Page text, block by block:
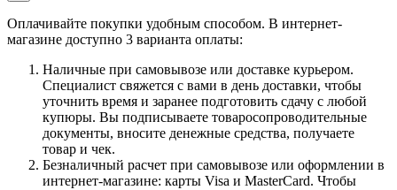
Оплачивайте покупки удобным способом. В интернет-
магазине доступно 3 варианта оплаты:
Наличные при самовывозе или доставке курьером.
Специалист свяжется с вами в день доставки, чтобы
уточнить время и заранее подготовить сдачу с любой
купюры. Вы подписываете товаросопроводительные
документы, вносите денежные средства, получаете
товар и чек.
Безналичный расчет при самовывозе или оформлении в
интернет-магазине: карты Visa и MasterCard. Чтобы